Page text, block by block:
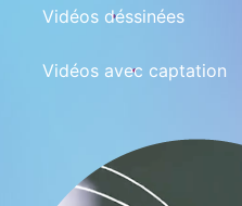
Vidéos déssinées
Vidéos avec captation